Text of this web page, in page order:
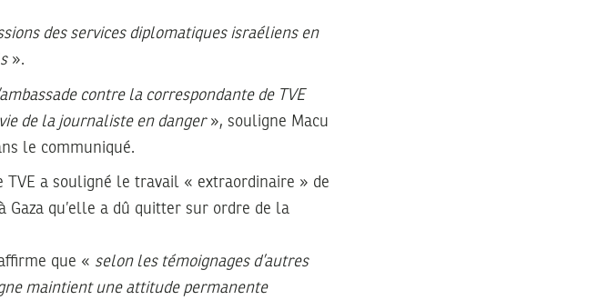
des services diplomatiques israéliens en
».
contre la correspondante de TVE
de la journaliste en danger», souligne Macu
le communiqué.
TVE a souligné le travail « extraordinaire » de
Gaza qu’elle a dû quitter sur ordre de la
que « selon les témoignages d’autres
maintient une attitude permanente